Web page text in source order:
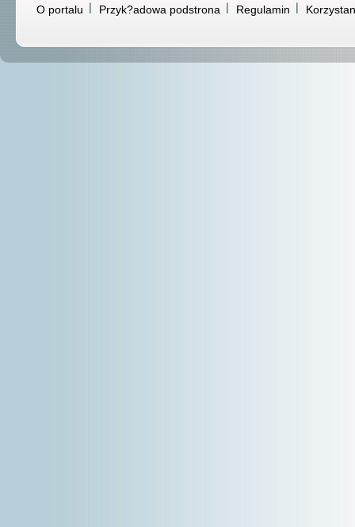
O portalu Przyk?adowa podstrona Regulamin